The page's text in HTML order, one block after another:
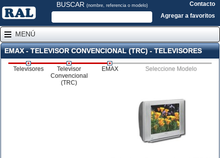
BUSCAR (nombre, referencia o modelo)
Contacto
Agregar a favoritos
MENÚ
EMAX - TELEVISOR CONVENCIONAL (TRC) - TELEVISORES
Televisores
Televisor
Convencional
(TRC)
EMAX Seleccione Modelo